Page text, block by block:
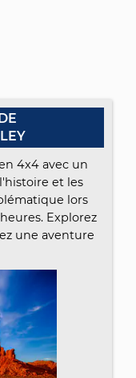
4x4 avec un
et les
lors
Explorez
une aventure